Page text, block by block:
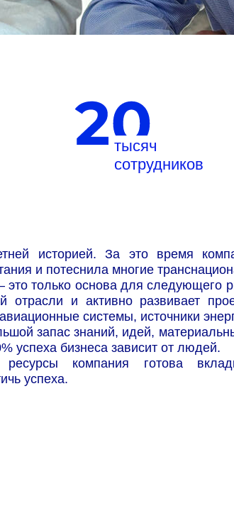
тысяч
сотрудников
историей. За это время
и потеснила многие
это только основа для следующего
и активно развивает
системы, источники
запас знаний, идей,
успеха бизнеса зависит от людей.
компания готова
успеха.